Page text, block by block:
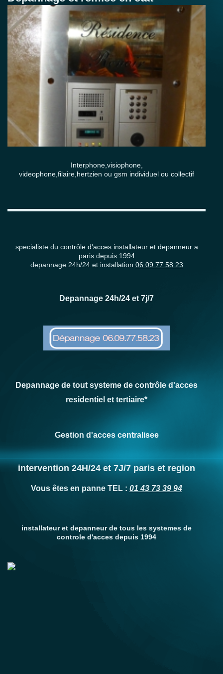
Interphone,visiophone,
videophone,filaire,hertzien ou gsm individuel ou collectif
specialiste du contrôle d'acces installateur et depanneur a
paris depuis 1994
depannage 24h/24 et installation 06.09.77.58.23
Depannage 24h/24 et 7j/7
Depannage de tout systeme de contrôle d'acces
residentiel et tertiaire*
Gestion d'acces centralisee
intervention 24H/24 et 7J/7 paris et region
Vous êtes en panne TEL : 01 43 73 39 94
installateur et depanneur de tous les systemes de
controle d'acces depuis 1994